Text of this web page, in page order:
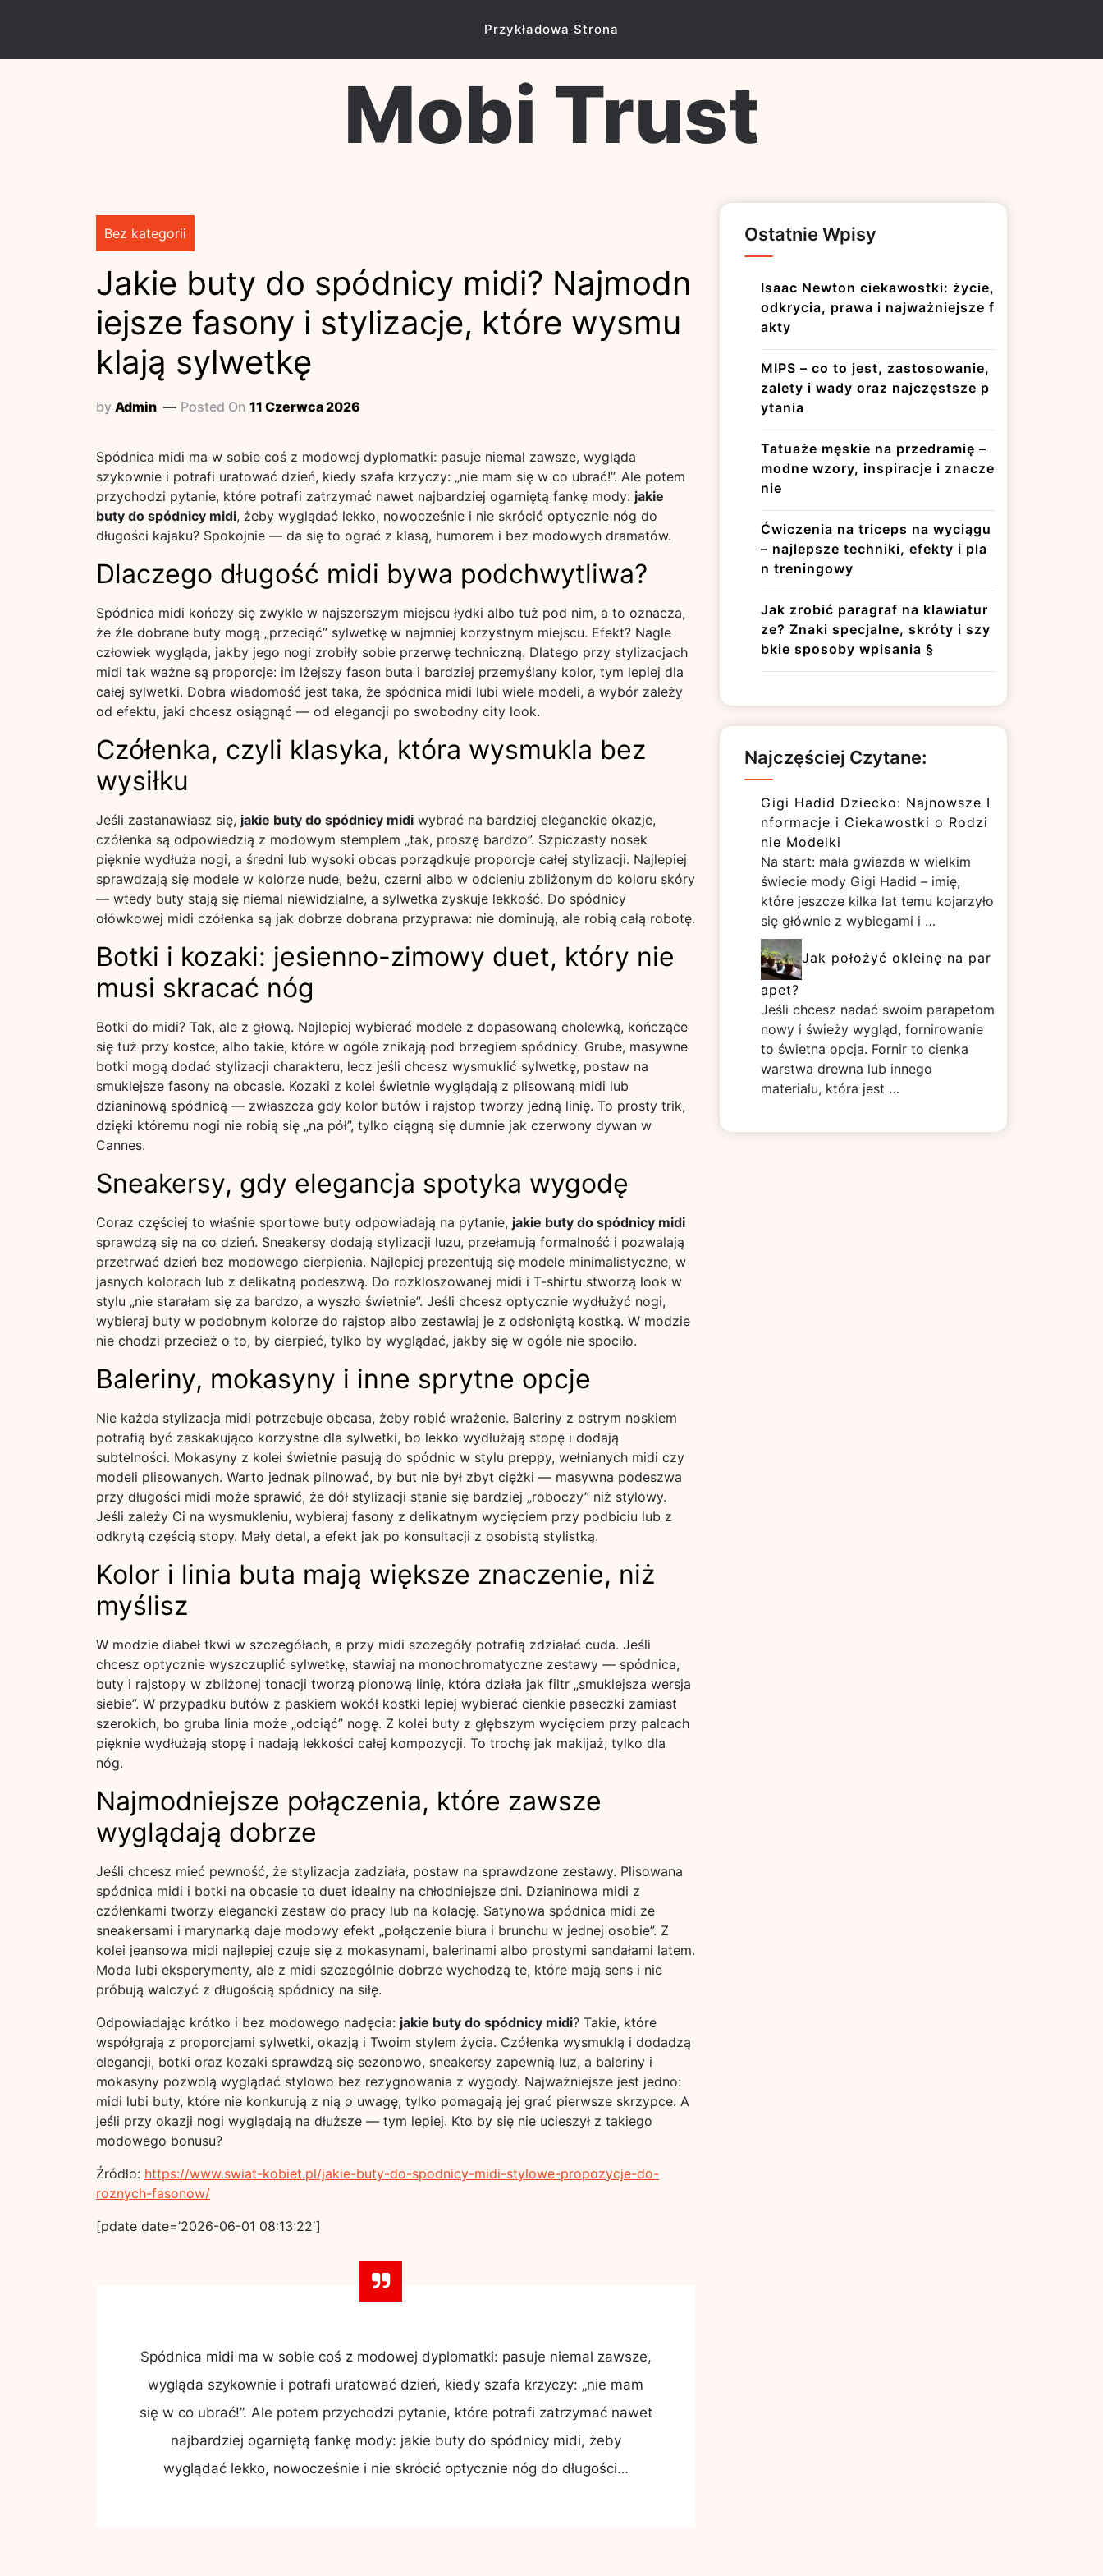
Przykładowa Strona
Mobi Trust
Bez kategorii
Jakie buty do spódnicy midi? Najmodn
iejsze fasony i stylizacje, które wysmu
klają sylwetkę
by Admin Posted On 11 Czerwca 2026
Spódnica midi ma w sobie coś z modowej dyplomatki: pasuje niemal zawsze, wygląda
szykownie i potrafi uratować dzień, kiedy szafa krzyczy: „nie mam się w co ubrać!”. Ale potem
przychodzi pytanie, które potrafi zatrzymać nawet najbardziej ogarniętą fankę mody: jakie
buty do spódnicy midi, żeby wyglądać lekko, nowocześnie i nie skrócić optycznie nóg do
długości kajaku? Spokojnie — da się to ograć z klasą, humorem i bez modowych dramatów.
Dlaczego długość midi bywa podchwytliwa?
Spódnica midi kończy się zwykle w najszerszym miejscu łydki albo tuż pod nim, a to oznacza,
że źle dobrane buty mogą „przeciąć” sylwetkę w najmniej korzystnym miejscu. Efekt? Nagle
człowiek wygląda, jakby jego nogi zrobiły sobie przerwę techniczną. Dlatego przy stylizacjach
midi tak ważne są proporcje: im lżejszy fason buta i bardziej przemyślany kolor, tym lepiej dla
całej sylwetki. Dobra wiadomość jest taka, że spódnica midi lubi wiele modeli, a wybór zależy
od efektu, jaki chcesz osiągnąć — od elegancji po swobodny city look.
Czółenka, czyli klasyka, która wysmukla bez
wysiłku
Jeśli zastanawiasz się, jakie buty do spódnicy midi wybrać na bardziej eleganckie okazje,
czółenka są odpowiedzią z modowym stemplem „tak, proszę bardzo”. Szpiczasty nosek
pięknie wydłuża nogi, a średni lub wysoki obcas porządkuje proporcje całej stylizacji. Najlepiej
sprawdzają się modele w kolorze nude, beżu, czerni albo w odcieniu zbliżonym do koloru skóry
— wtedy buty stają się niemal niewidzialne, a sylwetka zyskuje lekkość. Do spódnicy
ołówkowej midi czółenka są jak dobrze dobrana przyprawa: nie dominują, ale robią całą robotę.
Botki i kozaki: jesienno-zimowy duet, który nie
musi skracać nóg
Botki do midi? Tak, ale z głową. Najlepiej wybierać modele z dopasowaną cholewką, kończące
się tuż przy kostce, albo takie, które w ogóle znikają pod brzegiem spódnicy. Grube, masywne
botki mogą dodać stylizacji charakteru, lecz jeśli chcesz wysmuklić sylwetkę, postaw na
smuklejsze fasony na obcasie. Kozaki z kolei świetnie wyglądają z plisowaną midi lub
dzianinową spódnicą — zwłaszcza gdy kolor butów i rajstop tworzy jedną linię. To prosty trik,
dzięki któremu nogi nie robią się „na pół”, tylko ciągną się dumnie jak czerwony dywan w
Cannes.
Sneakersy, gdy elegancja spotyka wygodę
Coraz częściej to właśnie sportowe buty odpowiadają na pytanie, jakie buty do spódnicy midi
sprawdzą się na co dzień. Sneakersy dodają stylizacji luzu, przełamują formalność i pozwalają
przetrwać dzień bez modowego cierpienia. Najlepiej prezentują się modele minimalistyczne, w
jasnych kolorach lub z delikatną podeszwą. Do rozkloszowanej midi i T-shirtu stworzą look w
stylu „nie starałam się za bardzo, a wyszło świetnie”. Jeśli chcesz optycznie wydłużyć nogi,
wybieraj buty w podobnym kolorze do rajstop albo zestawiaj je z odsłoniętą kostką. W modzie
nie chodzi przecież o to, by cierpieć, tylko by wyglądać, jakby się w ogóle nie spociło.
Baleriny, mokasyny i inne sprytne opcje
Nie każda stylizacja midi potrzebuje obcasa, żeby robić wrażenie. Baleriny z ostrym noskiem
potrafią być zaskakująco korzystne dla sylwetki, bo lekko wydłużają stopę i dodają
subtelności. Mokasyny z kolei świetnie pasują do spódnic w stylu preppy, wełnianych midi czy
modeli plisowanych. Warto jednak pilnować, by but nie był zbyt ciężki — masywna podeszwa
przy długości midi może sprawić, że dół stylizacji stanie się bardziej „roboczy” niż stylowy.
Jeśli zależy Ci na wysmukleniu, wybieraj fasony z delikatnym wycięciem przy podbiciu lub z
odkrytą częścią stopy. Mały detal, a efekt jak po konsultacji z osobistą stylistką.
Kolor i linia buta mają większe znaczenie, niż
myślisz
W modzie diabeł tkwi w szczegółach, a przy midi szczegóły potrafią zdziałać cuda. Jeśli
chcesz optycznie wyszczuplić sylwetkę, stawiaj na monochromatyczne zestawy — spódnica,
buty i rajstopy w zbliżonej tonacji tworzą pionową linię, która działa jak filtr „smuklejsza wersja
siebie”. W przypadku butów z paskiem wokół kostki lepiej wybierać cienkie paseczki zamiast
szerokich, bo gruba linia może „odciąć” nogę. Z kolei buty z głębszym wycięciem przy palcach
pięknie wydłużają stopę i nadają lekkości całej kompozycji. To trochę jak makijaż, tylko dla
nóg.
Najmodniejsze połączenia, które zawsze
wyglądają dobrze
Jeśli chcesz mieć pewność, że stylizacja zadziała, postaw na sprawdzone zestawy. Plisowana
spódnica midi i botki na obcasie to duet idealny na chłodniejsze dni. Dzianinowa midi z
czółenkami tworzy elegancki zestaw do pracy lub na kolację. Satynowa spódnica midi ze
sneakersami i marynarką daje modowy efekt „połączenie biura i brunchu w jednej osobie”. Z
kolei jeansowa midi najlepiej czuje się z mokasynami, balerinami albo prostymi sandałami latem.
Moda lubi eksperymenty, ale z midi szczególnie dobrze wychodzą te, które mają sens i nie
próbują walczyć z długością spódnicy na siłę.
Odpowiadając krótko i bez modowego nadęcia: jakie buty do spódnicy midi? Takie, które
współgrają z proporcjami sylwetki, okazją i Twoim stylem życia. Czółenka wysmuklą i dodadzą
elegancji, botki oraz kozaki sprawdzą się sezonowo, sneakersy zapewnią luz, a baleriny i
mokasyny pozwolą wyglądać stylowo bez rezygnowania z wygody. Najważniejsze jest jedno:
midi lubi buty, które nie konkurują z nią o uwagę, tylko pomagają jej grać pierwsze skrzypce. A
jeśli przy okazji nogi wyglądają na dłuższe — tym lepiej. Kto by się nie ucieszył z takiego
modowego bonusu?
Źródło: https://www.swiat-kobiet.pl/jakie-buty-do-spodnicy-midi-stylowe-propozycje-do-
roznych-fasonow/
[pdate date=’2026-06-01 08:13:22′]
Spódnica midi ma w sobie coś z modowej dyplomatki: pasuje niemal zawsze,
wygląda szykownie i potrafi uratować dzień, kiedy szafa krzyczy: „nie mam
się w co ubrać!”. Ale potem przychodzi pytanie, które potrafi zatrzymać nawet
najbardziej ogarniętą fankę mody: jakie buty do spódnicy midi, żeby
wyglądać lekko, nowocześnie i nie skrócić optycznie nóg do długości…
Ostatnie Wpisy
Isaac Newton ciekawostki: życie,
odkrycia, prawa i najważniejsze f
akty
MIPS – co to jest, zastosowanie,
zalety i wady oraz najczęstsze p
ytania
Tatuaże męskie na przedramię –
modne wzory, inspiracje i znacze
nie
Ćwiczenia na triceps na wyciągu
– najlepsze techniki, efekty i pla
n treningowy
Jak zrobić paragraf na klawiatur
ze? Znaki specjalne, skróty i szy
bkie sposoby wpisania §
Najczęściej Czytane:
Gigi Hadid Dziecko: Najnowsze I
nformacje i Ciekawostki o Rodzi
nie Modelki
Na start: mała gwiazda w wielkim
świecie mody Gigi Hadid – imię,
które jeszcze kilka lat temu kojarzyło
się głównie z wybiegami i …
Jak położyć okleinę na par
apet?
Jeśli chcesz nadać swoim parapetom
nowy i świeży wygląd, fornirowanie
to świetna opcja. Fornir to cienka
warstwa drewna lub innego
materiału, która jest …